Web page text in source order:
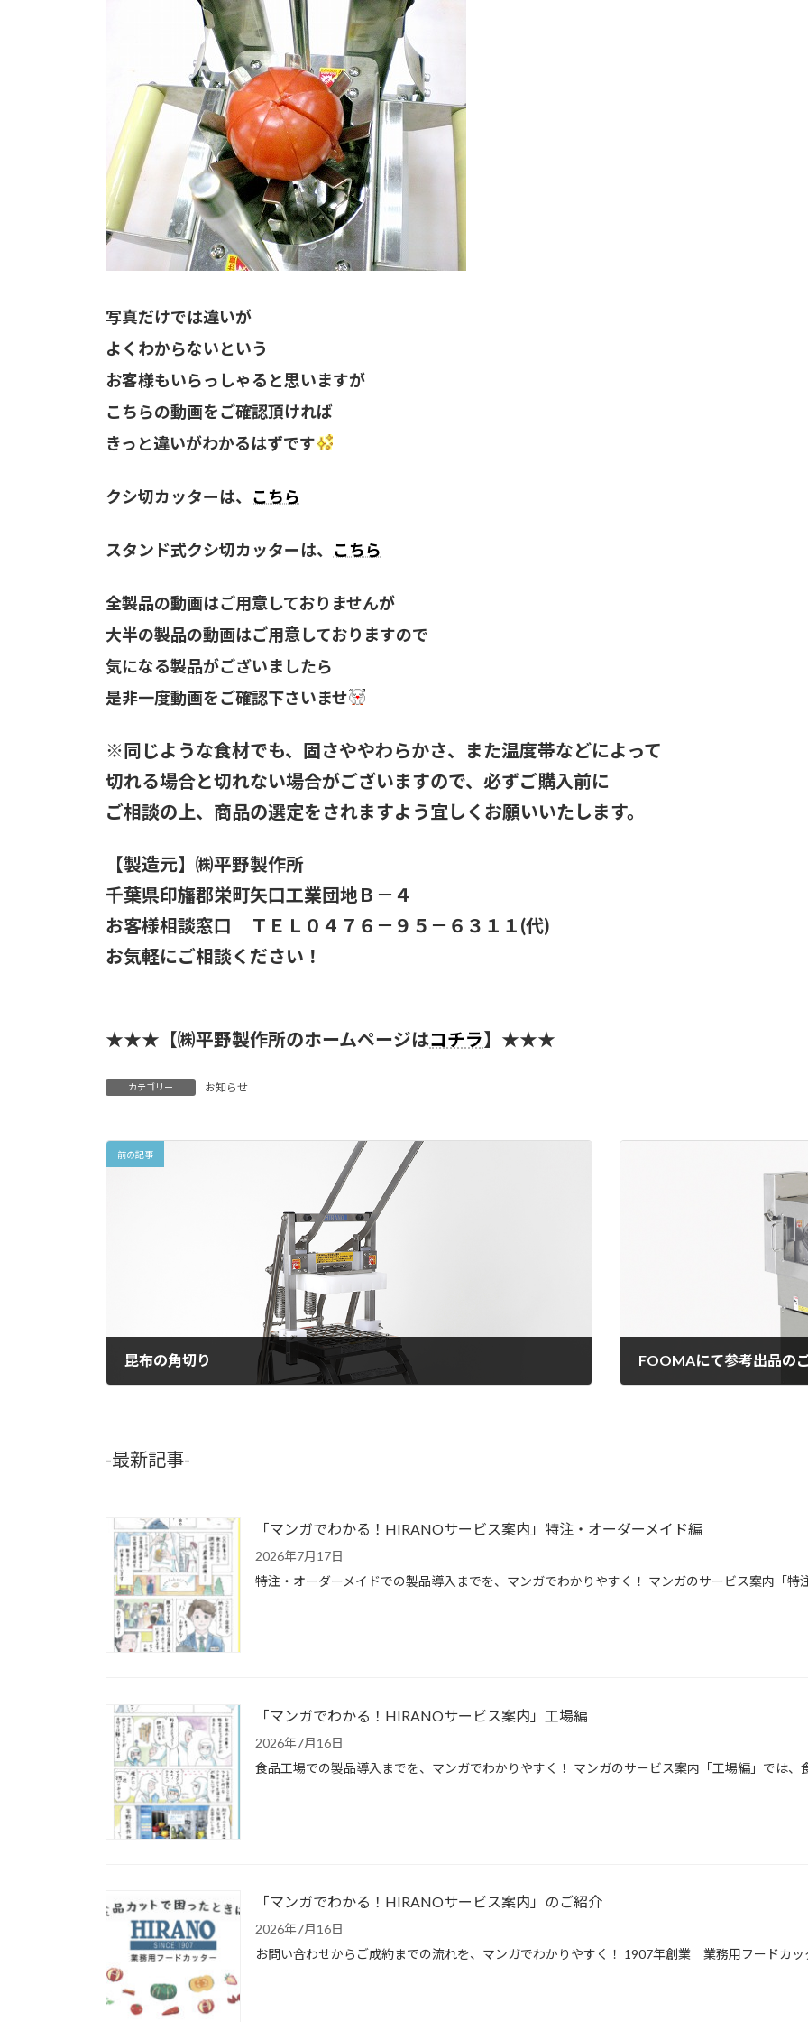
写真だけでは違いが
よくわからないという
お客様もいらっしゃると思いますが
こちらの動画をご確認頂ければ
きっと違いがわかるはずです
クシ切カッターは、 こちら
スタンド式クシ切カッターは、 こちら
全製品の動画はご用意しておりませんが
大半の製品の動画はご用意しておりますので
気になる製品がございましたら
是非一度動画をご確認下さいませ
※同じような食材でも、固さややわらかさ、また温度帯などによって
切れる場合と切れない場合がございますので、必ずご購入前に
ご相談の上、商品の選定をされますよう宜しくお願いいたします。
【製造元】㈱平野製作所
千葉県印旛郡栄町矢口工業団地Ｂ－４
お客様相談窓口 ＴＥＬ０４７６－９５－６３１１(代)
お気軽にご相談ください！
★★★【㈱平野製作所のホームページはコチラ】★★★
カテゴリー お知らせ
前の記事
昆布の角切り FOOMAにて参考出品の
-最新記事-
「マンガでわかる！HIRANOサービス案内」特注・オーダーメイド編
2026年7月17日
特注・オーダーメイドでの製品導入までを、マンガでわかりやすく！ マンガのサービス案内「
「マンガでわかる！HIRANOサービス案内」工場編
2026年7月16日
食品工場での製品導入までを、マンガでわかりやすく！ マンガのサービス案内「工場編」では
「マンガでわかる！HIRANOサービス案内」のご紹介
2026年7月16日
お問い合わせからご成約までの流れを、マンガでわかりやすく！ 1907年創業 業務用フードカ